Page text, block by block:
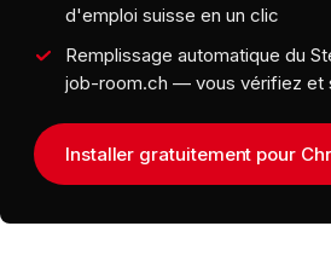
d'emploi suisse en un clic
Remplissage automatique du
job-room.ch — vous vérifiez et
Installer gratuitement pour